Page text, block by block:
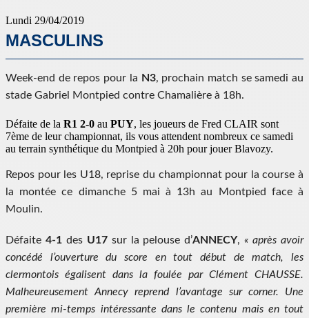
Lundi 29/04/2019
MASCULINS
Week-end de repos pour la N3, prochain match se samedi au
stade Gabriel Montpied contre Chamalière à 18h.
Défaite de la R1 2-0 au PUY, les joueurs de Fred CLAIR sont
7ème de leur championnat, ils vous attendent nombreux ce samedi
au terrain synthétique du Montpied à 20h pour jouer Blavozy.
Repos pour les U18, reprise du championnat pour la course à
la montée ce dimanche 5 mai à 13h au Montpied face à
Moulin.
Défaite 4-1des U17 sur la pelouse d’ANNECY,« après avoir
concédé l’ouverture du score en tout début de match, les
clermontois égalisent dans la foulée par Clément CHAUSSE.
Malheureusement Annecy reprend l’avantage sur corner. Une
première mi-temps intéressante dans le contenu mais en tout